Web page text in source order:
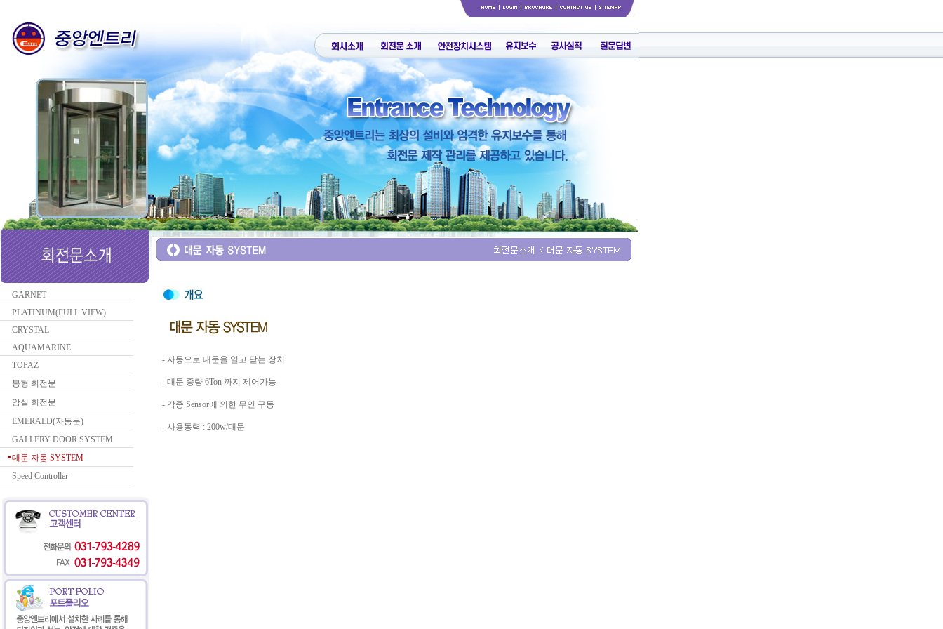
GARNET
PLATINUM(FULL VIEW)
CRYSTAL
AQUAMARINE
TOPAZ
봉형 회전문
암실 회전문
EMERALD(자동문)
GALLERY DOOR SYSTEM
대문 자동 SYSTEM
Speed Controller
- 자동으로 대문을 열고 닫는 장치
- 대문 중량 6Ton 까지 제어가능
- 각종 Sensor에 의한 무인 구동
- 사용동력 : 200w/대문